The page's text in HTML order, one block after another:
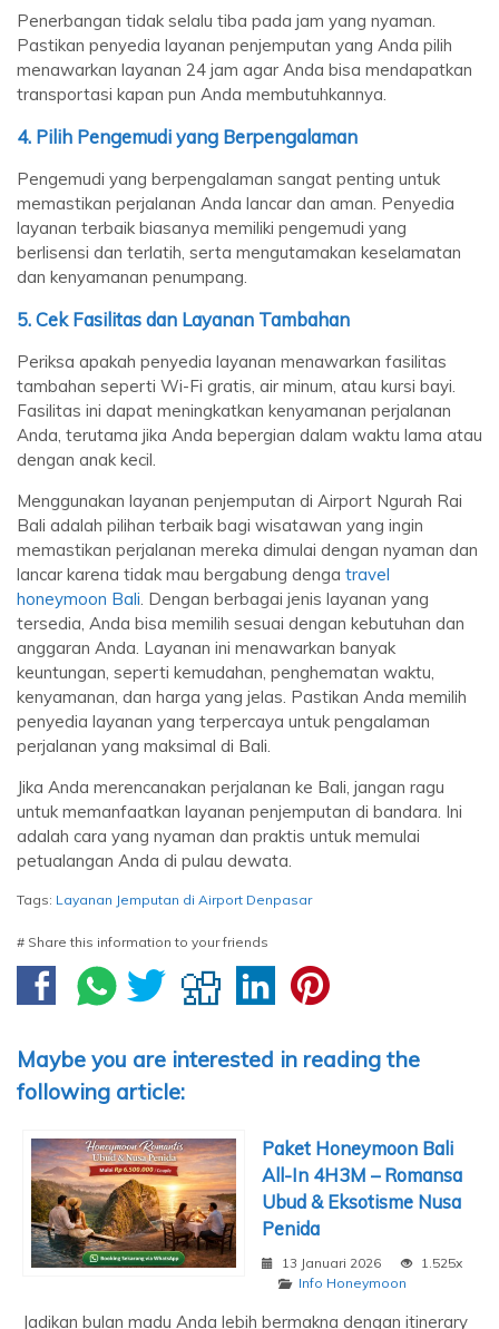
Penerbangan tidak selalu tiba pada jam yang nyaman.
Pastikan penyedia layanan penjemputan yang Anda pilih
menawarkan layanan 24 jam agar Anda bisa mendapatkan
transportasi kapan pun Anda membutuhkannya.
4. Pilih Pengemudi yang Berpengalaman
Pengemudi yang berpengalaman sangat penting untuk
memastikan perjalanan Anda lancar dan aman. Penyedia
layanan terbaik biasanya memiliki pengemudi yang
berlisensi dan terlatih, serta mengutamakan keselamatan
dan kenyamanan penumpang.
5.Cek Fasilitas dan Layanan Tambahan
Periksa apakah penyedia layanan menawarkan fasilitas
tambahan seperti Wi-Fi gratis, air minum, atau kursi bayi.
Fasilitas ini dapat meningkatkan kenyamanan perjalanan
Anda, terutama jika Anda bepergian dalam waktu lama atau
dengan anak kecil.
Menggunakan layanan penjemputan di Airport Ngurah Rai
Bali adalah pilihan terbaik bagi wisatawan yang ingin
memastikan perjalanan mereka dimulai dengan nyaman dan
lancar karena tidak mau bergabung denga travel
honeymoon Bali. Dengan berbagai jenis layanan yang
tersedia, Anda bisa memilih sesuai dengan kebutuhan dan
anggaran Anda. Layanan ini menawarkan banyak
keuntungan, seperti kemudahan, penghematan waktu,
kenyamanan, dan harga yang jelas. Pastikan Anda memilih
penyedia layanan yang terpercaya untuk pengalaman
perjalanan yang maksimal di Bali.
Jika Anda merencanakan perjalanan ke Bali, jangan ragu
untuk memanfaatkan layanan penjemputan di bandara. Ini
adalah cara yang nyaman dan praktis untuk memulai
petualangan Anda di pulau dewata.
Tags: Layanan Jemputan di Airport Denpasar
# Share this information to your friends
Maybe you are interested in reading the
following article:
Paket Honeymoon Bali
All-In 4H3M – Romansa
Ubud & Eksotisme Nusa
Penida
13 Januari 2026
1.525x
Info Honeymoon
Jadikan bulan madu Anda lebih bermakna dengan itinerary